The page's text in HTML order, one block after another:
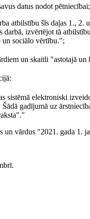
datus nodot pētniecībai;
atbilstību šīs daļas 1.,
izvērtējot tā
un sociālo vērtību.";
un skaitli "astotajā un
sistēmā elektroniski
gadījumā uz
un vārdus "2021. gada